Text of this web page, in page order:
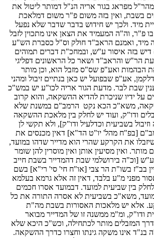
מפראג בגור אריה הנ"ל דמותר ליטול את
בשבת, ואין בזה משום פ"ר משום דמלאכת
מיד. ולכך יש חידוש בדבר שדבר שלא נפעל
פ"ר, וה"ה המעמיד את הצאן אינו מתכוין לזבל
מיד, ואמנם הראב"ד חולק וס"ל כסברת הש"ע
בזה איסור ע"ש, ובמחכ"ת דברים תמוהים
הר"ש והראב"ד ושאר כל הראשונים דפליגי
הבהמות ואע"פ שס"ס מזבל הוא, וכן מותר
אע"פ שבפועל יש כאן בנתיים זיבול ומהני
שבת לבר. מדעת הגור אריה לכו"ע יש במש"כ
על ידיו שניכרת להדיא ההשקאה, והוא קרוב
משא"כ הכא נקט הרמב"ם במשנת שלא
ודו"ק, ועוד יש לחלק בין מלאכת ההשקאה
בשביעית וכדלעיל ודו"ק], ולא תקשי לן
[בפ"ח מהל' יו"ט הד"א] דאין מכנסים את
את הקרקע שהרי הוא מדייר שדהו במועד,
ואין מסיעין אותן ואין מוסרין להן שומר
ע"ש [וכ"ה בירושלמי שבת דהמדייר בשבת חייב
בב"ז בשו"ת הר צבי [או"ח חי' סי' רי"א] בשם
מפני מ"ע בלבד, דאין זה אלא גרמא בעלמא
בין שביעית למועד. דבמועד אסרו חכמים
משא"כ בשביעית לא אסרה התורה את כל
אלא יש מלאכות האסורות בשבת מה"ת
ודו"ק, ומ"מ ממשנה זו של המדייר מבואר
המזבלים מותר לכתחילה, וכש"כ היכא שלא
בנ"ד אינו משקה גינתו וחצרו כדרך ההשקאה.